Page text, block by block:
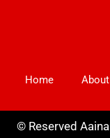
Home
© Reserved